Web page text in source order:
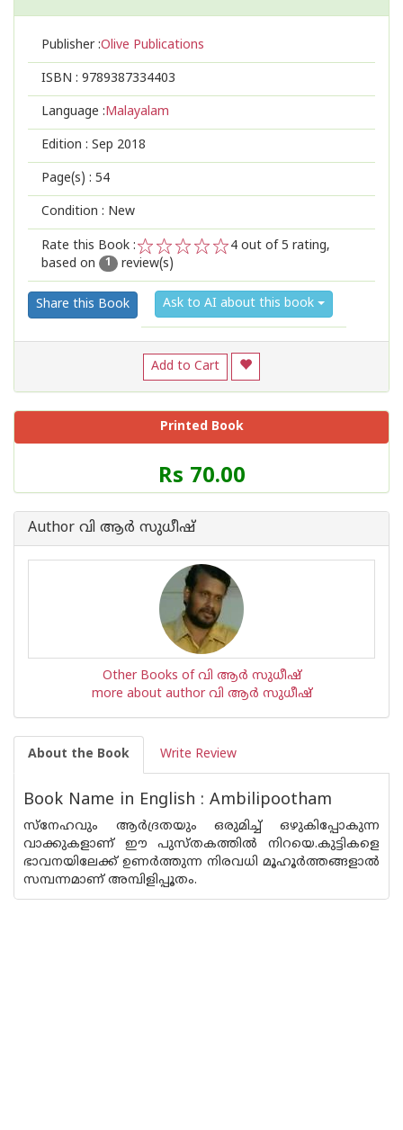
Publisher :Olive Publications
ISBN : 9789387334403
Language :Malayalam
Edition : Sep 2018
Page(s) : 54
Condition : New
Rate this Book :
2
1
4 out of 5 rating,
based on
1 review(s)
Share this Book Ask to AI about this book
Add to Cart
Printed Book
Price
of
Book
is
Rs 70.00
Author വി ആര്‍ സുധീഷ്
Other Books of വി ആര്‍ സുധീഷ്
more about author വി ആര്‍ സുധീഷ്
About the Book Write Review
Book Name in English : Ambilipootham
സ്നേഹവും ആര്‍ദ്രതയും ഒരുമിച്ച് ഒഴുകിപ്പോകുന്ന
വാക്കുകളാണ് ഈ പുസ്തകത്തില്‍ നിറയെ.കുട്ടികളെ
ഭാവനയിലേക്ക് ഉണര്‍ത്തുന്ന നിരവധി മൂഹൂര്‍ത്തങ്ങളാല്‍
സമ്പന്നമാണ് അമ്പിളിപ്പൂതം.